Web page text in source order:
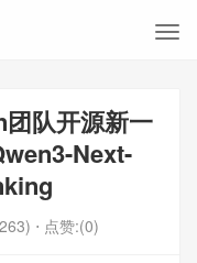
团队开源新一
Next-
⋅ 点赞:(0)